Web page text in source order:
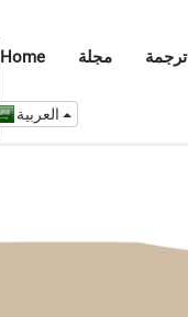
Home مجلة ترجمة